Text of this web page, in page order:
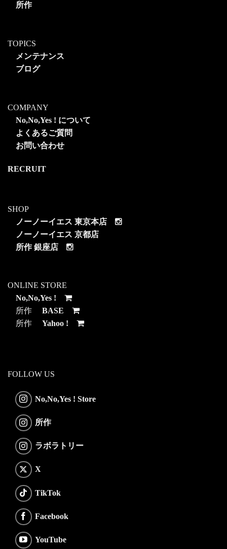
所作
TOPICS
メンテナンス
ブログ
COMPANY
No,No,Yes ! について
よくあるご質問
お問い合わせ
RECRUIT
SHOP
ノーノーイエス 東京本店
ノーノーイエス 京都店
所作 銀座店
ONLINE STORE
No,No,Yes !
所作 BASE
所作 Yahoo !
FOLLOW US
No,No,Yes ! Store
所作
ラボラトリー
X
TikTok
Facebook
YouTube